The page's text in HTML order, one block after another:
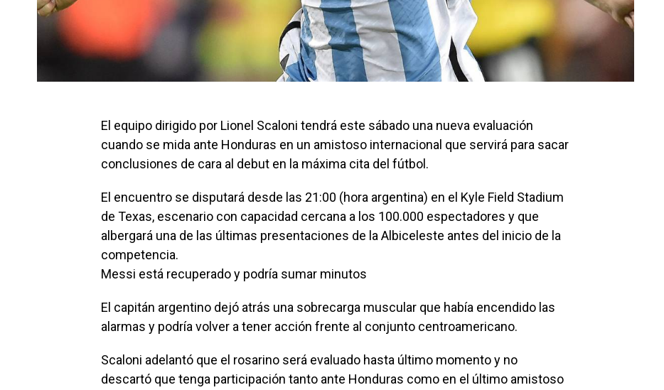
El equipo dirigido por Lionel Scaloni tendrá este sábado una nueva evaluación
cuando se mida ante Honduras en un amistoso internacional que servirá para sacar
conclusiones de cara al debut en la máxima cita del fútbol.
El encuentro se disputará desde las 21:00 (hora argentina) en el Kyle Field Stadium
de Texas, escenario con capacidad cercana a los 100.000 espectadores y que
albergará una de las últimas presentaciones de la Albiceleste antes del inicio de la
competencia.
Messi está recuperado y podría sumar minutos
El capitán argentino dejó atrás una sobrecarga muscular que había encendido las
alarmas y podría volver a tener acción frente al conjunto centroamericano.
Scaloni adelantó que el rosarino será evaluado hasta último momento y no
descartó que tenga participación tanto ante Honduras como en el último amistoso